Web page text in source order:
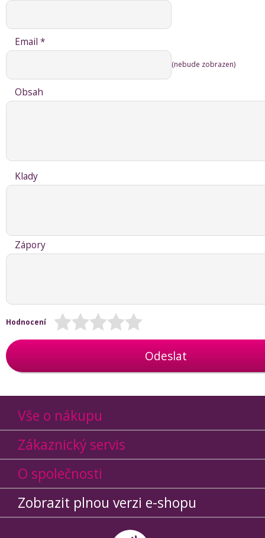
Email *
(nebude zobrazen)
Obsah
Klady
Zápory
Hodnocení
Odeslat
Vše o nákupu
Zákaznický servis
O společnosti
Zobrazit plnou verzi e-shopu